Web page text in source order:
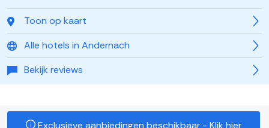
Toon op kaart
Alle hotels in Andernach
Bekijk reviews